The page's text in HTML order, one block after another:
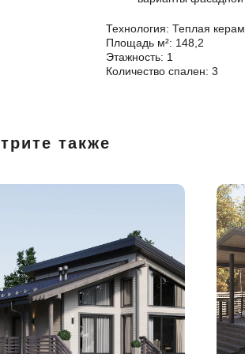
Технология: Теплая
Площадь м²: 148,2
Этажность: 1
Количество спален: 3
также